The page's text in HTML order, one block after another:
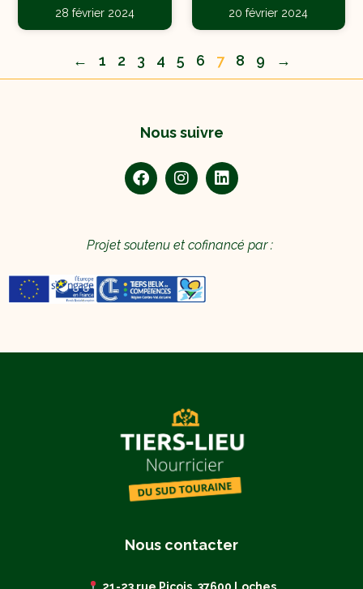
28 février 2024 20 février 2024
← 1 2 3 4 5 6 7 8 9 →
Nous contacter
Nous suivre
Projet soutenu et cofinancé par :